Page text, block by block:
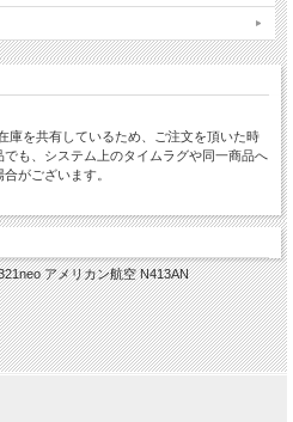
を共有しているため、ご注文を頂いた時
も、システム上のタイムラグや同一商品へ
がございます。
アメリカン航空 N413AN